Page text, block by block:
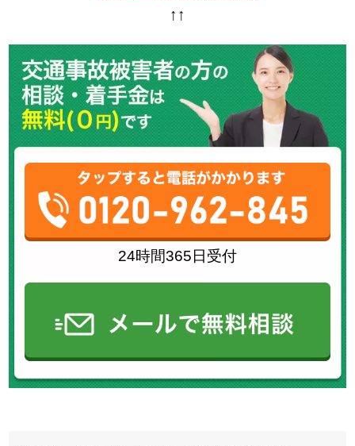
↑↑
24時間365日受付